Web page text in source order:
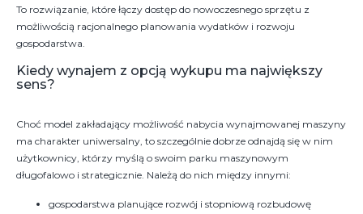
To rozwiązanie, które łączy dostęp do nowoczesnego sprzętu z
możliwością racjonalnego planowania wydatków i rozwoju
gospodarstwa.
Kiedy wynajem z opcją wykupu ma największy
sens?
Choć model zakładający możliwość nabycia wynajmowanej maszyny
ma charakter uniwersalny, to szczególnie dobrze odnajdą się w nim
użytkownicy, którzy myślą o swoim parku maszynowym
długofalowo i strategicznie. Należą do nich między innymi:
gospodarstwa planujące rozwój i stopniową rozbudowę